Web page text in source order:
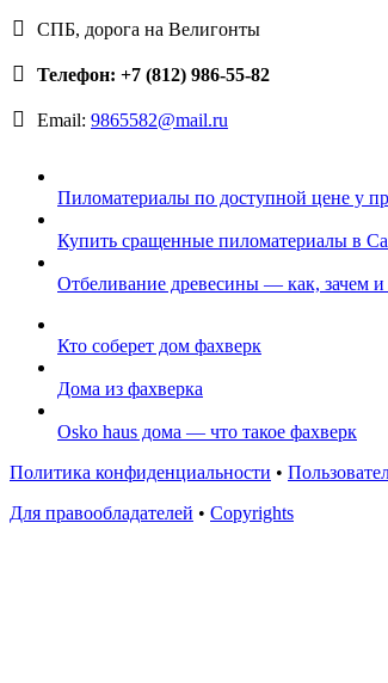
СПБ, дорога на Велигонты
Телефон: +7 (812) 986-55-82
Email: 9865582@mail.ru
Пиломатериалы по доступной цене у
Купить сращенные пиломатериалы в
Отбеливание древесины — как, зачем
Кто соберет дом фахверк
Дома из фахверка
Osko haus дома — что такое фахверк
Политика конфиденциальности •
Для правообладателей • Copyrights